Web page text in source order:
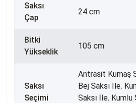
Saksı
Çap
24 cm
Bitki
Yükseklik
105 cm
Saksı
Seçimi
Antrasit Kumaş
Bej Saksı İle,
Saksı İle, Kumlu